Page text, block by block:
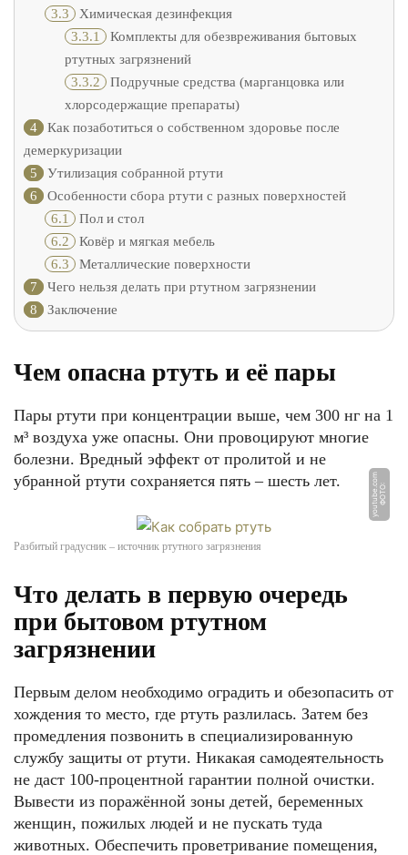
3.3 Химическая дезинфекция
3.3.1
Комплекты для обезвреживания бытовых
ртутных загрязнений
3.3.2
Подручные средства (марганцовка или
хлорсодержащие препараты)
4
Как позаботиться о собственном здоровье после
демеркуризации
5
Утилизация собранной ртути
6
Особенности сбора ртути с разных поверхностей
6.1 Пол и стол
6.2 Ковёр и мягкая мебель
6.3 Металлические поверхности
7
Чего нельзя делать при ртутном загрязнении
8
Заключение
Чем опасна ртуть и её пары
Пары ртути при концентрации выше, чем 300 нг на 1
м³ воздуха уже опасны. Они провоцируют многие
болезни. Вредный эффект от пролитой и не
убранной ртути сохраняется пять – шесть лет.
Ф
О
Т
О:
y
o
u
t
u
b
e.
c
o
m
Разбитый градусник – источник ртутного загрязнения
Что делать в первую очередь
при бытовом ртутном
загрязнении
Первым делом необходимо оградить и обезопасить от
хождения то место, где ртуть разлилась. Затем без
промедления позвонить в специализированную
службу защиты от ртути. Никакая самодеятельность
не даст 100-процентной гарантии полной очистки.
Вывести из поражённой зоны детей, беременных
женщин, пожилых людей и не пускать туда
животных. Обеспечить проветривание помещения,